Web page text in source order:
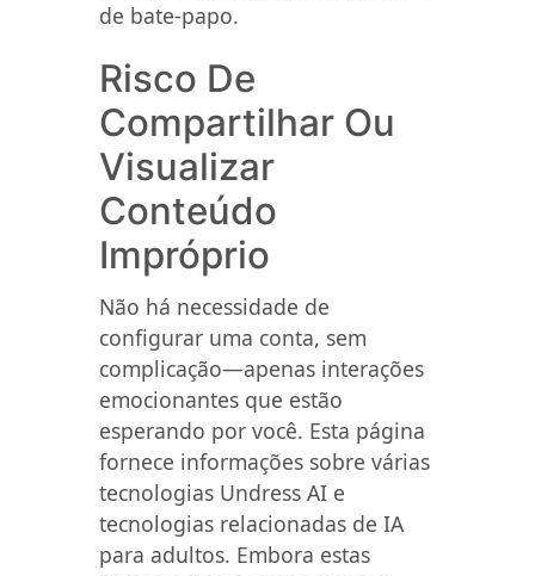
de bate-papo.
Risco De
Compartilhar Ou
Visualizar
Conteúdo
Impróprio
Não há necessidade de
configurar uma conta, sem
complicação—apenas interações
emocionantes que estão
esperando por você. Esta página
fornece informações sobre várias
tecnologias Undress AI e
tecnologias relacionadas de IA
para adultos. Embora estas